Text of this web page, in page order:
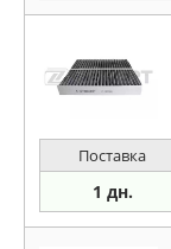
Поставка
1 дн.